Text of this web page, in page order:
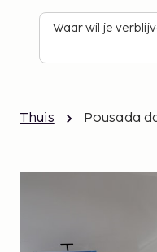
Waar wil je
Thuis Pousada